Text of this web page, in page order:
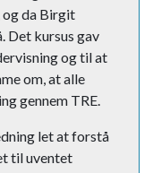
og da Birgit
Det kursus gav
og til at
om, at alle
gennem TRE.
let at forstå
til uventet